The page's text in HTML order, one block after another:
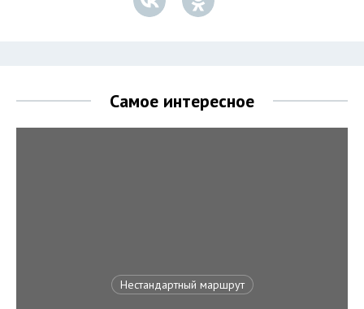
Самое интересное
Нестандартный маршрут